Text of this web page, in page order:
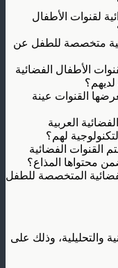
لقنوات الأطفال
متخصصة للطفل عن
الأطفال الفضائية
لديهم؟
القنوات عينة
العربية
لهم؟
القنوات الفضائية
محتواها المذاع؟
المتخصصة للطفل
والتحليلية، وذلك على